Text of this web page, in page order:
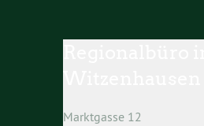
Marktgasse 12